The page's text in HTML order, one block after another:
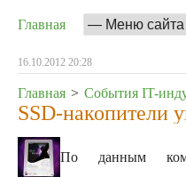
Главная
16.10.2012 20:28
Главная > События IT-
SSD-накопители
По данным